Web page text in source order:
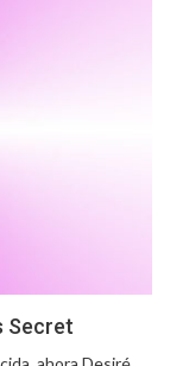
Secret